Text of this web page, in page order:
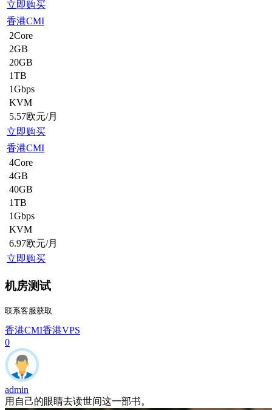
立即购买
香港CMI
2Core
2GB
20GB
1TB
1Gbps
KVM
5.57欧元/月
立即购买
香港CMI
4Core
4GB
40GB
1TB
1Gbps
KVM
6.97欧元/月
立即购买
机房测试
联系客服获取
香港CMI香港VPS
0
admin
用自己的眼睛去读世间这一部书。